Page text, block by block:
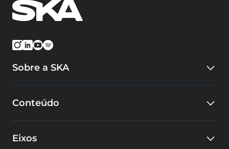
Sobre a SKA
Eventos
Educacional
Conteúdo
Cases
Eixos